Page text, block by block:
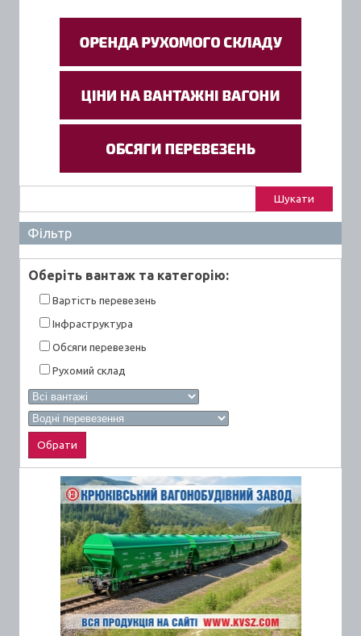
Фільтр
Оберiть вантаж та категорiю:
Вартiсть перевезень
Інфраструктура
Обсяги перевезень
Рухомий склад